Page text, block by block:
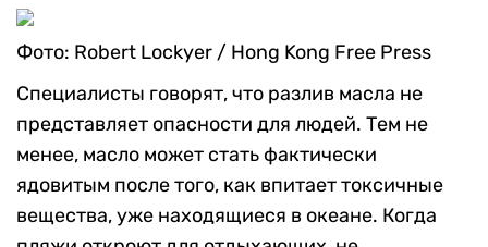
Фото: Robert Lockyer / Hong Kong Free Press
Специалисты говорят, что разлив масла не
представляет опасности для людей. Тем не
менее, масло может стать фактически
ядовитым после того, как впитает токсичные
вещества, уже находящиеся в океане. Когда